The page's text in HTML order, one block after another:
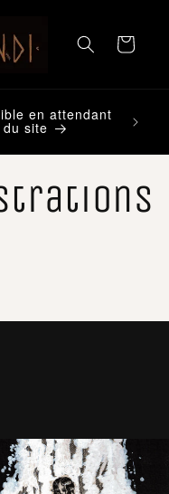
Panier
en attendant
site